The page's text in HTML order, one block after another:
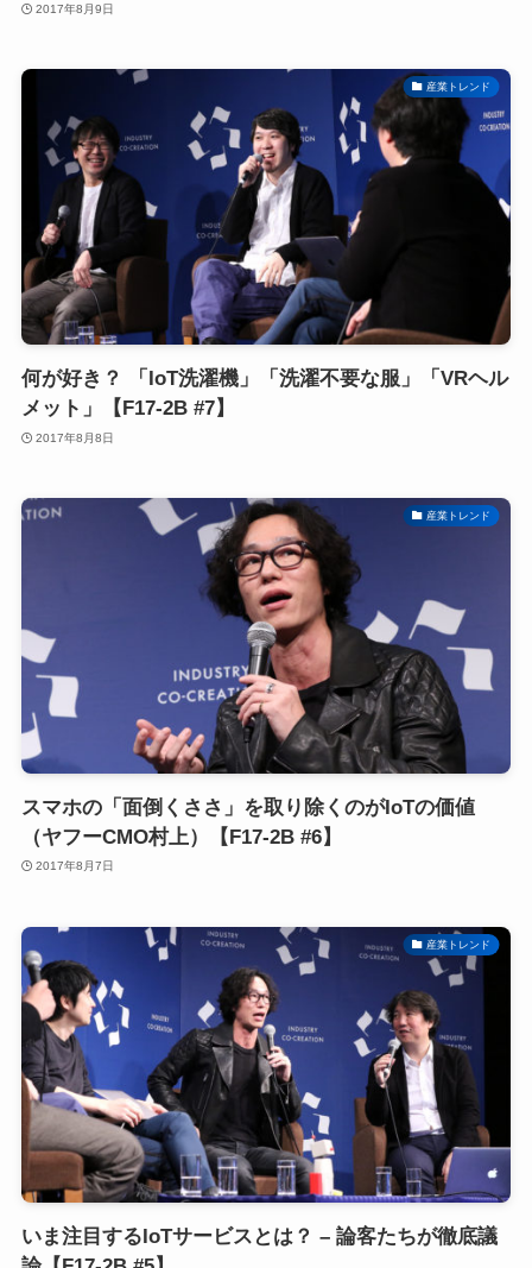
2017年8月9日
産業トレンド
何が好き？ 「IoT洗濯機」「洗濯不要な服」「VRヘル
メット」【F17-2B #7】
2017年8月8日
産業トレンド
スマホの「面倒くささ」を取り除くのがIoTの価値
（ヤフーCMO村上）【F17-2B #6】
2017年8月7日
産業トレンド
いま注目するIoTサービスとは？ – 論客たちが徹底議